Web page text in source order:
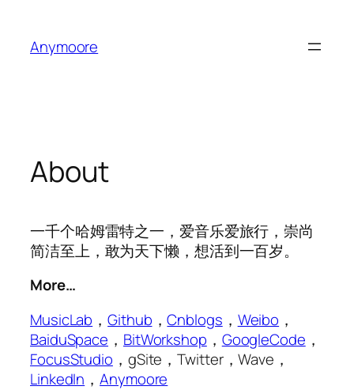
Anymoore
About
一千个哈姆雷特之一，爱音乐爱旅行，崇尚
简洁至上，敢为天下懒，想活到一百岁。
More…
MusicLab ，Github ，Cnblogs ， Weibo ，
BaiduSpace ， BitWorkshop ， GoogleCode ，
FocusStudio ，gSite，Twitter，Wave，
LinkedIn ，Anymoore